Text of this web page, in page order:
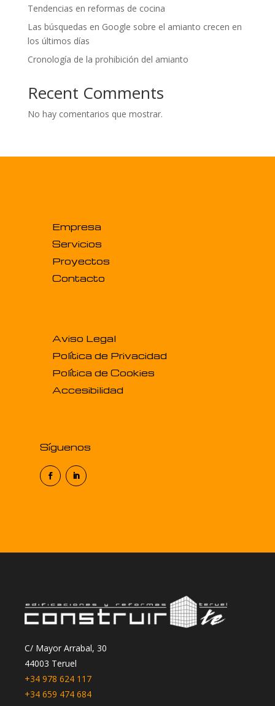
Tendencias en reformas de cocina
Las búsquedas en Google sobre el amianto crecen en
los últimos días
Cronología de la prohibición del amianto
Recent Comments
No hay comentarios que mostrar.
Empresa
Servicios
Proyectos
Contacto
Aviso Legal
Política de Privacidad
Política de Cookies
Accesibilidad
Síguenos
C/ Mayor Arrabal, 30
44003 Teruel
+34 978 624 117
+34 659 474 684